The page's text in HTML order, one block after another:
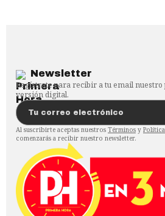
Newsletter
Regístrate para recibir a tu email nuestro
versión digital.
Al suscribirte aceptas nuestros Términos y
comenzarás a recibir nuestro newsletter.